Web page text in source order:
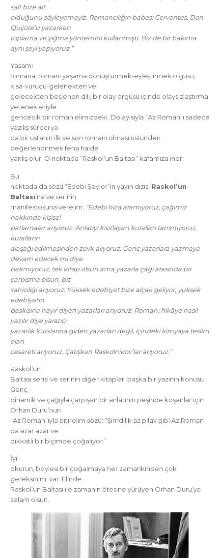
salt bize ait
olduğunu söyleyemeyiz. Romancılığın babası Cervantes, Don
Quijote’u yazarken
toplama ve yığma yöntemini kullanmıştı. Biz de bir bakıma
aynı şeyi yapıyoruz.”
Yaşamı
romana, romanı yaşama dönüştürmek-eşleştirmek olgusu,
kısa-vurucu-gelenekten ve
gelecekten beslenen dili, bir olay örgüsü içinde olaysızlaştırma
yetenekleriyle
gencecik bir roman elimizdeki. Dolayısıyla “Az Roman”ı sadece
yazılış süreci ya
da bir ustanın ilk ve son romanı olması üstünden
değerlendirmek fena halde
yanlış olur. O noktada “Raskol’un Baltası” kafamıza iner.
Bu
noktada da sözü “Edebi Şeyler”in yayın dizisi Raskol’un
Baltası’na ve serinin
manifestosuna verelim: “Edebi hiza aramıyoruz, çağımız
hakkında kişisel
patlamalar arıyoruz. Anlatıyı kısıtlayan kuralları tanımıyoruz,
kuralların
alaşağı edilmesinden zevk alıyoruz. Genç yazarlara yazmaya
devam edecek mi diye
bakmıyoruz, tek kitap olsun ama yazarla çağı arasında bir
çarpışma olsun, biz
sahiciliği arıyoruz. Yüksek edebiyat bize alçak geliyor, yüksek
edebiyatın
baskısına hayır diyen yazarları arıyoruz. Roman, hikâye nasıl
yazılır diye yaratıcı
yazarlık kurslarına giden yazarları değil, içindeki kimyaya teslim
olan
cesareti arıyoruz. Çatışkan Raskolnikov’lar arıyoruz.”
Raskol’un
Baltası serisi ve serinin diğer kitapları başka bir yazının konusu.
Genç,
dinamik ve çağıyla çarpışan bir anlatının peşinde koşanlar için
Orhan Duru’nun
“Az Roman”ıyla bitirelim sözü: “Şimdilik az pilav gibi Az Roman
da azar azar ve
dikkatli bir biçimde çoğalıyor.”
İyi
okurun, böylesi bir çoğalmaya her zamankinden çok
gereksinimi var. Elinde
Raskol’un Baltası ile zamanın ötesine yürüyen Orhan Duru’ya
selam olsun.